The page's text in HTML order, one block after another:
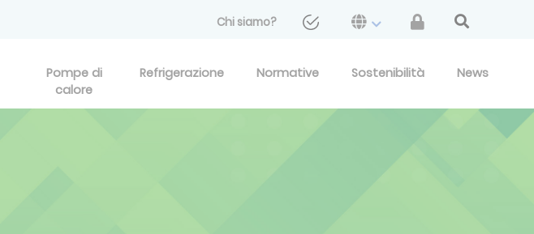
Chi siamo?
Pompe di
calore
Refrigerazione Normative Sostenibilità News